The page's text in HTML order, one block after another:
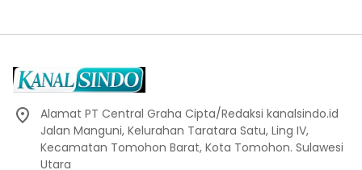
Alamat PT Central Graha Cipta/Redaksi kanalsindo.id
Jalan Manguni, Kelurahan Taratara Satu, Ling IV,
Kecamatan Tomohon Barat, Kota Tomohon. Sulawesi
Utara